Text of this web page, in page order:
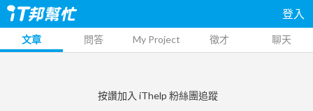
登入
文章 問答 My Project 徵才 聊天
按讚加入 iThelp 粉絲團追蹤